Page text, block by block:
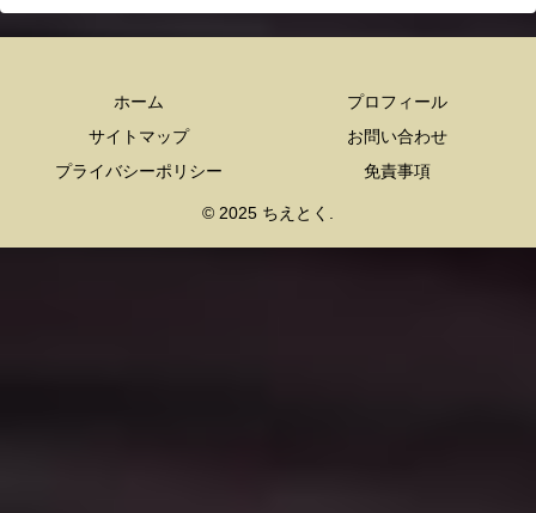
ホーム
プロフィール
サイトマップ
お問い合わせ
プライバシーポリシー
免責事項
© 2025 ちえとく.